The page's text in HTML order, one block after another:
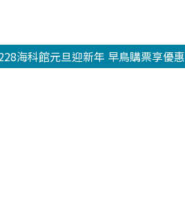
海科館元旦迎新年 早鳥購票享優惠